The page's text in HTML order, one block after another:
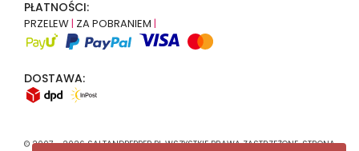
PŁATNOŚCI:
PRZELEW | ZA POBRANIEM |
DOSTAWA:
© 2007 - 2026 SALTANDPEPPER.PL WSZYSTKIE PRAWA ZASTRZEŻONE. STRONA